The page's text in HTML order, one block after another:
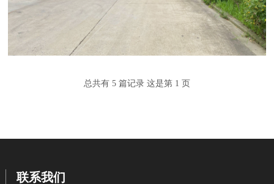
总共有 5 篇记录 这是第 1 页
联系我们